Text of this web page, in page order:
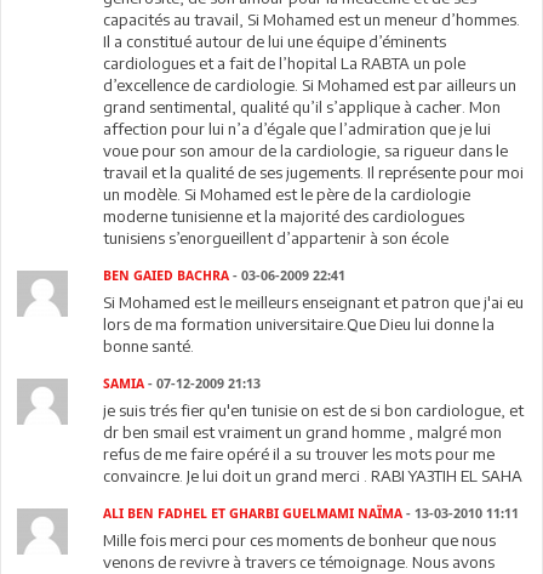
capacités au travail, Si Mohamed est un meneur d’hommes.
Il a constitué autour de lui une équipe d’éminents
cardiologues et a fait de l’hopital La RABTA un pole
d’excellence de cardiologie. Si Mohamed est par ailleurs un
grand sentimental, qualité qu’il s’applique à cacher. Mon
affection pour lui n’a d’égale que l’admiration que je lui
voue pour son amour de la cardiologie, sa rigueur dans le
travail et la qualité de ses jugements. Il représente pour moi
un modèle. Si Mohamed est le père de la cardiologie
moderne tunisienne et la majorité des cardiologues
tunisiens s’enorgueillent d’appartenir à son école
BEN GAIED BACHRA - 03-06-2009 22:41
Si Mohamed est le meilleurs enseignant et patron que j'ai eu
lors de ma formation universitaire.Que Dieu lui donne la
bonne santé.
SAMIA - 07-12-2009 21:13
je suis trés fier qu'en tunisie on est de si bon cardiologue, et
dr ben smail est vraiment un grand homme , malgré mon
refus de me faire opéré il a su trouver les mots pour me
convaincre. Je lui doit un grand merci . RABI YA3TIH EL SAHA
ALI BEN FADHEL ET GHARBI GUELMAMI NAÏMA- 13-03-2010 11:11
Mille fois merci pour ces moments de bonheur que nous
venons de revivre à travers ce témoignage. Nous avons